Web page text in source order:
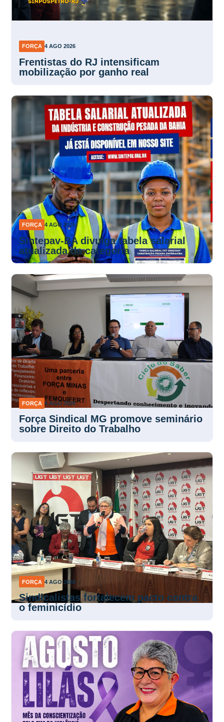
FORÇA 4 AGO 2026
Frentistas do RJ intensificam
mobilização por ganho real
FORÇA 4 AGO 2026
Sintepav-BA divulga tabela salarial
atualizada da categoria
FORÇA 4 AGO 2026
Força Sindical MG promove seminário
sobre Direito do Trabalho
FORÇA 4 AGO 2026
Sindicalistas fortalecem pacto contra
o feminicídio